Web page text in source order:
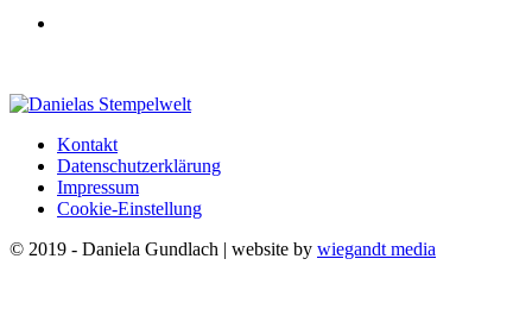
Kontakt
Datenschutzerklärung
Impressum
Cookie-Einstellung
© 2019 - Daniela Gundlach | website by wiegandt media